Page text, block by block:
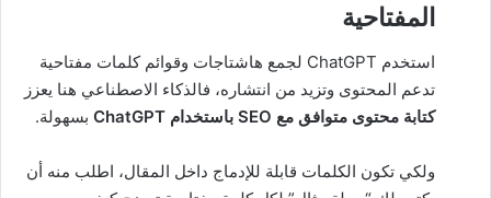
المفتاحية
استخدم ChatGPT لجمع هاشتاجات وقوائم كلمات مفتاحية
تدعم المحتوى وتزيد من انتشاره، فالذكاء الاصطناعي هنا يعزز
كتابة محتوى متوافق مع SEO باستخدام ChatGPT
بسهولة.
ولكي تكون الكلمات قابلة للإدماج داخل المقال، اطلب منه أن